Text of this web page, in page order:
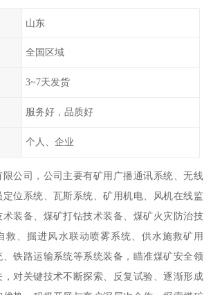
山东
全国区域
3~7天发货
服务好，品质好
个人、企业
公司，公司主要有矿用广播通讯系统、无线
位系统、瓦斯系统、矿用机电、风机在线监
装备、煤矿打钻技术装备、煤矿火灾防治技
救、掘进风水联动喷雾系统、供水施救矿用
铁路运输系统等系统装备，瞄准煤矿安全领
对关键技术不断探索、反复试验、逐渐形成